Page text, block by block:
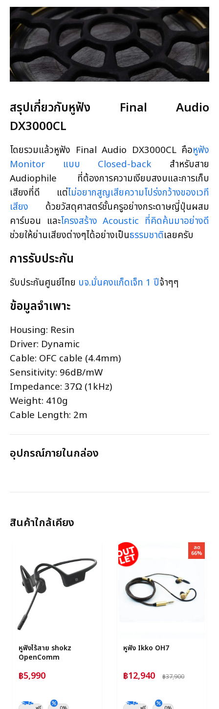
สรุปเกี่ยวกับหูฟัง Final Audio
DX3000CL
โดยรวมแล้วหูฟัง Final Audio DX3000CL คือหูฟัง
Monitor แบบ Closed-back สำหรับสาย
Audiophile ที่ต้องการความเงียบสงบและการเก็บ
เสียงที่ดี แต่ไม่อยากสูญเสียความโปร่งกว้างของเวที
เสียง ด้วยวัสดุศาสตร์ชั้นครูอย่างกระดาษญี่ปุ่นผสม
คาร์บอน และโครงสร้าง Acoustic ที่คิดค้นมาอย่างดี
ช่วยให้ย่านเสียงต่างๆได้อย่างเป็นธรรมชาติเลยครับ
การรับประกัน
รับประกันศูนย์ไทย บจ.มั่นคงแก็ดเจ็ท 1 ปีจ้าๆๆ
ข้อมูลจำเพาะ
Housing: Resin
Driver: Dynamic
Cable: OFC cable (4.4mm)
Sensitivity: 96dB/mW
Impedance: 37Ω (1kHz)
Weight: 410g
Cable Length: 2m
อุปกรณ์ภายในกล่อง
สินค้าใกล้เคียง
หูฟังไร้สาย shokz
OpenComm
฿5,990
ลด
66%
หูฟัง Ikko OH7
฿12,940 ฿37,900